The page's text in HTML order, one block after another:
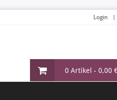
0 Artikel - 0,00
Login